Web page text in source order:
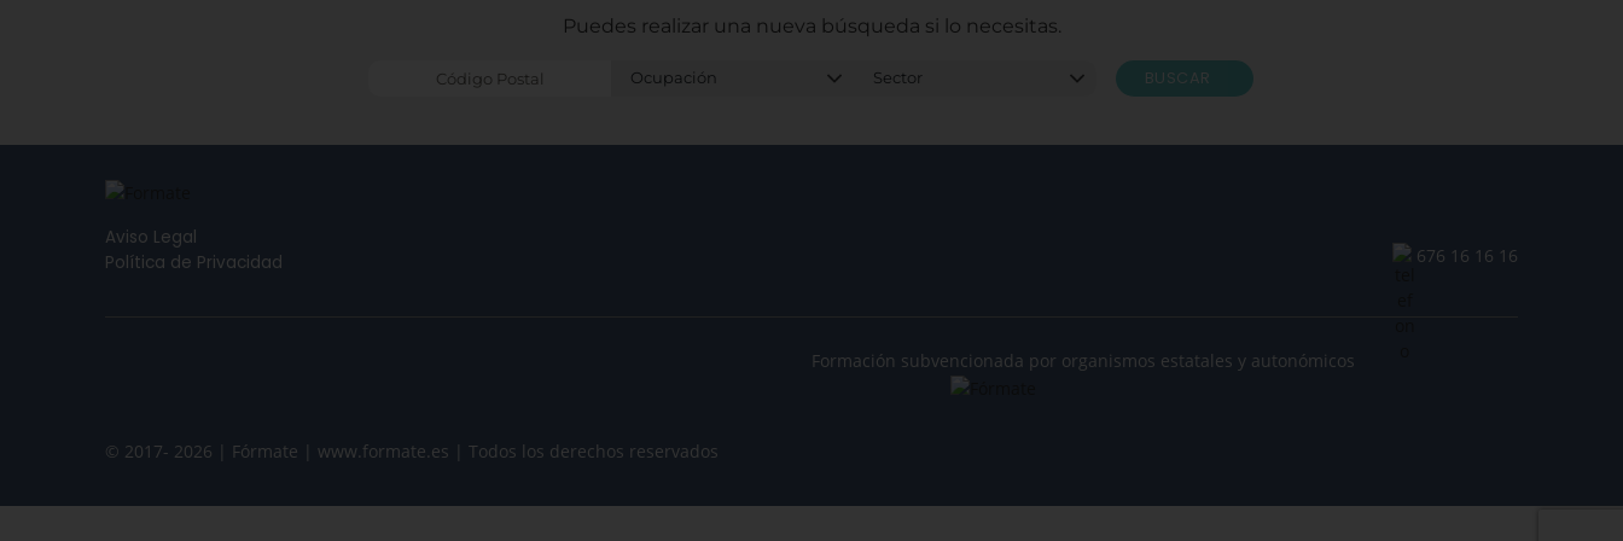
Puedes realizar una nueva búsqueda si lo necesitas.
BUSCAR
Aviso Legal
Política de Privacidad
676 16 16 16
© 2017- 2026 | Fórmate | www.formate.es | Todos los derechos reservados
Formación subvencionada por organismos estatales y autonómicos